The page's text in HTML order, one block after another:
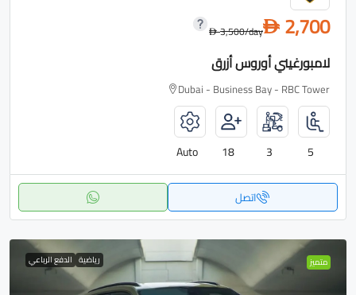
D 2,700
D3,500/day
لامبورغيني أوروس أزرق
Dubai - Business Bay - RBC Tower
5
3
18
Auto
اتصل
متميز رياضية الدفع الرباعي